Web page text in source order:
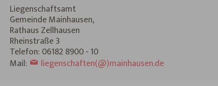
Liegenschaftsamt
Gemeinde Mainhausen,
Rathaus Zellhausen
Rheinstraße 3
Telefon: 06182 8900 - 10
Mail:
liegenschaften(@)mainhausen.de